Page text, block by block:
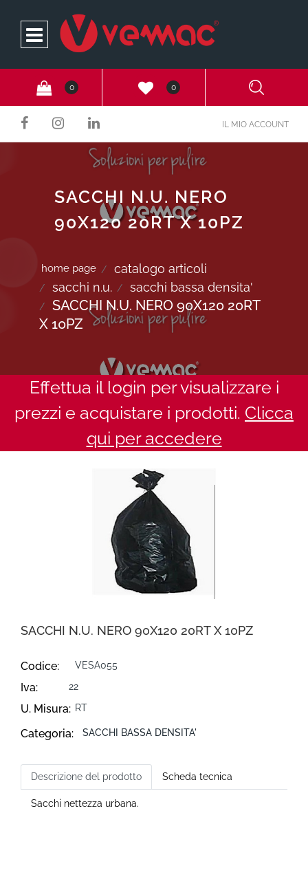
Open
0 0
IL MIO ACCOUNT
SACCHI N.U. NERO
90X120 20RT X 10PZ
home page
catalogo articoli
sacchi n.u.
sacchi bassa densita'
SACCHI N.U. NERO 90X120 20RT
X 10PZ
Effettua il login per visualizzare i
prezzi e acquistare i prodotti. Clicca
qui per accedere
SACCHI N.U. NERO 90X120 20RT X 10PZ
Codice: VESA055
Iva: 22
U. Misura: RT
Categoria: SACCHI BASSA DENSITA'
Descrizione del prodotto Scheda tecnica
Sacchi nettezza urbana.